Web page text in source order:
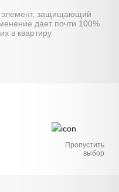
элемент, защищающий
дает почти 100%
в квартиру
Пропустить
выбор